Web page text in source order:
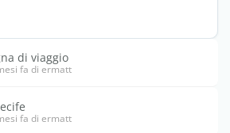
di viaggio
fa di ermatt
fa di ermatt